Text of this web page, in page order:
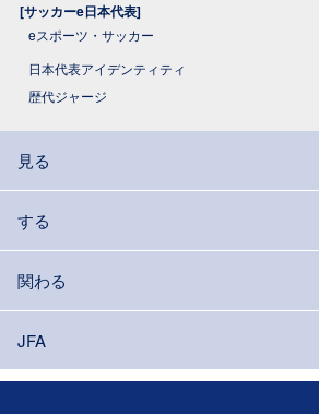
[サッカーe日本代表]
eスポーツ・サッカー
日本代表アイデンティティ
歴代ジャージ
見る
する
関わる
JFA